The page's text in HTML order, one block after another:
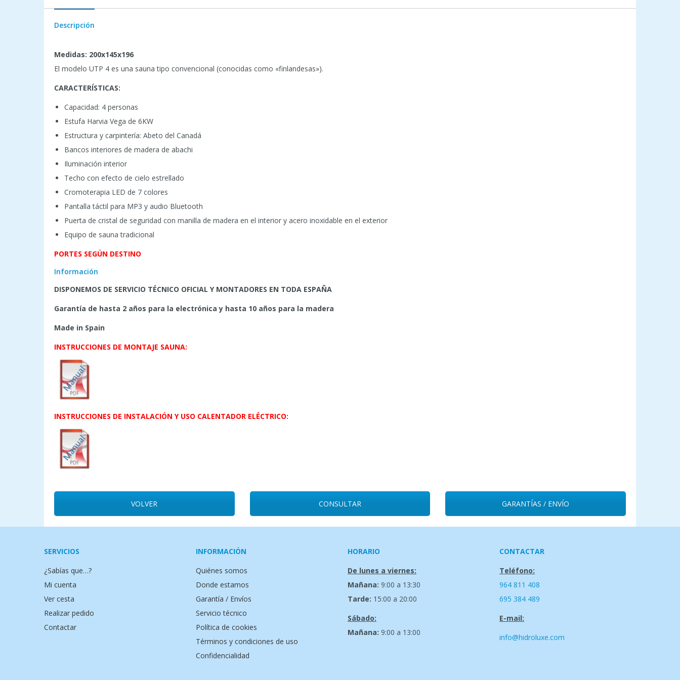
Descripción
Medidas: 200x145x196
El modelo UTP 4 es una sauna tipo convencional (conocidas como «finlandesas»).
CARACTERÍSTICAS:
Capacidad: 4 personas
Estufa Harvia Vega de 6KW
Estructura y carpintería: Abeto del Canadá
Bancos interiores de madera de abachi
Iluminación interior
Techo con efecto de cielo estrellado
Cromoterapia LED de 7 colores
Pantalla táctil para MP3 y audio Bluetooth
Puerta de cristal de seguridad con manilla de madera en el interior y acero inoxidable en el exterior
Equipo de sauna tradicional
PORTES SEGÚN DESTINO
Información
DISPONEMOS DE SERVICIO TÉCNICO OFICIAL Y MONTADORES EN TODA ESPAÑA
Garantía de hasta 2 años para la electrónica y hasta 10 años para la madera
Made in Spain
INSTRUCCIONES DE MONTAJE SAUNA:
INSTRUCCIONES DE INSTALACIÓN Y USO CALENTADOR ELÉCTRICO:
VOLVER CONSULTAR GARANTÍAS / ENVÍO
SERVICIOS
¿Sabías que…?
Mi cuenta
Ver cesta
Realizar pedido
Contactar
INFORMACIÓN
Quiénes somos
Donde estamos
Garantía / Envíos
Servicio técnico
Política de cookies
Términos y condiciones de uso
Confidencialidad
HORARIO
De lunes a viernes:
Mañana: 9:00 a 13:30
Tarde: 15:00 a 20:00
Sábado:
Mañana: 9:00 a 13:00
CONTACTAR
Teléfono:
964 811 408
695 384 489
E-mail:
info@hidroluxe.com